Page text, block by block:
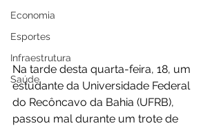
Economia
Esportes
Infraestrutura
Saúde
Na tarde desta quarta-feira, 18, um
estudante da Universidade Federal
do Recôncavo da Bahia (UFRB),
passou mal durante um trote de